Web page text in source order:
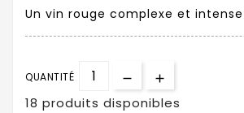
Un vin rouge complexe et
QUANTITÉ
18 produits disponibles